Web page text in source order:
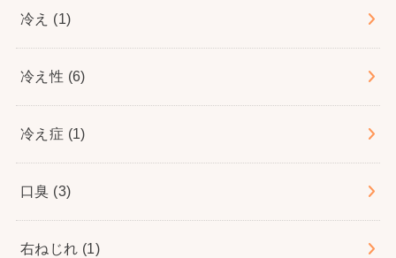
冷え (1)
冷え性 (6)
冷え症 (1)
口臭 (3)
右ねじれ (1)